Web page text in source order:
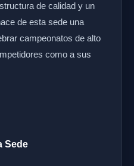
de calidad y un
de esta sede una
campeonatos de alto
como a sus
Sede